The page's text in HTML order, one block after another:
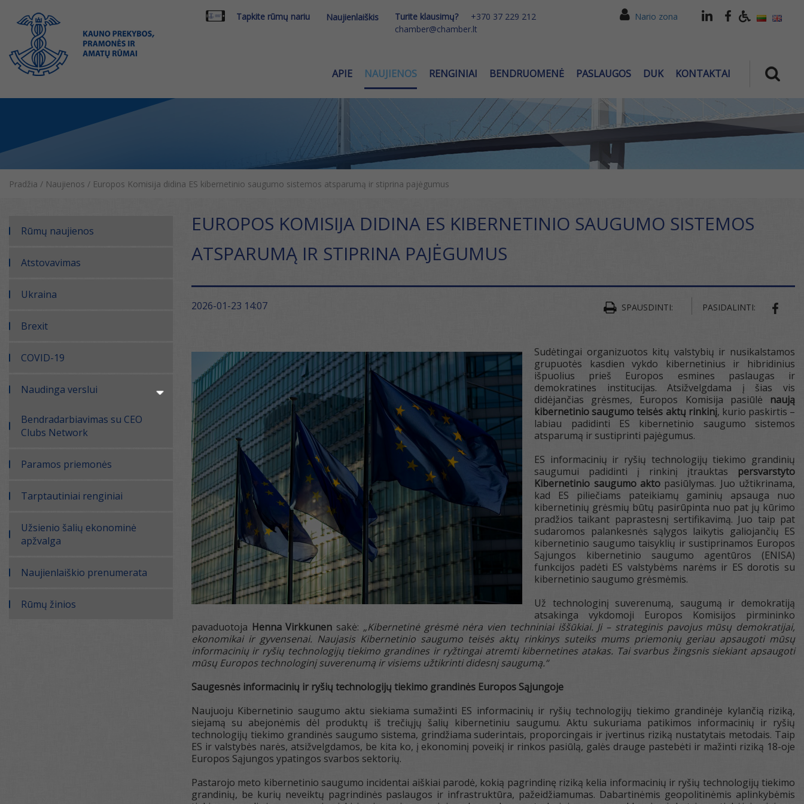
Tapkite rūmų nariu Naujienlaiškis Turite klausimų?
+370 37 229 212
chamber@chamber.lt
Nario zona
APIE NAUJIENOS RENGINIAI BENDRUOMENĖ PASLAUGOS DUK KONTAKTAI
Pradžia / Naujienos / Europos Komisija didina ES kibernetinio saugumo sistemos atsparumą ir stiprina pajėgumus
Rūmų naujienos
Atstovavimas
Ukraina
Brexit
COVID-19
Naudinga verslui
Bendradarbiavimas su CEO
Clubs Network
Paramos priemonės
Tarptautiniai renginiai
Užsienio šalių ekonominė
apžvalga
Naujienlaiškio prenumerata
Rūmų žinios
EUROPOS KOMISIJA DIDINA ES KIBERNETINIO SAUGUMO SISTEMOS
ATSPARUMĄ IR STIPRINA PAJĖGUMUS
2026-01-23 14:07 SPAUSDINTI: PASIDALINTI:
Sudėtingai organizuotos kitų valstybių ir nusikalstamos
grupuotės kasdien vykdo kibernetinius ir hibridinius
išpuolius prieš Europos esmines paslaugas ir
demokratines institucijas. Atsižvelgdama į šias vis
didėjančias grėsmes, Europos Komisija pasiūlė naują
kibernetinio saugumo teisės aktų rinkinį, kurio paskirtis –
labiau padidinti ES kibernetinio saugumo sistemos
atsparumą ir sustiprinti pajėgumus.
ES informacinių ir ryšių technologijų tiekimo grandinių
saugumui padidinti į rinkinį įtrauktas persvarstyto
Kibernetinio saugumo aktopasiūlymas. Juo užtikrinama,
kad ES piliečiams pateikiamų gaminių apsauga nuo
kibernetinių grėsmių būtų pasirūpinta nuo pat jų kūrimo
pradžios taikant paprastesnį sertifikavimą. Juo taip pat
sudaromos palankesnės sąlygos laikytis galiojančių ES
kibernetinio saugumo taisyklių ir sustiprinamos Europos
Sąjungos kibernetinio saugumo agentūros (ENISA)
funkcijos padėti ES valstybėms narėms ir ES dorotis su
kibernetinio saugumo grėsmėmis.
Už technologinį suverenumą, saugumą ir demokratiją
atsakinga vykdomoji Europos Komisijos pirmininko
pavaduotoja Henna Virkkunen sakė: „Kibernetinė grėsmė nėra vien techniniai iššūkiai. Ji – strateginis pavojus mūsų demokratijai,
ekonomikai ir gyvensenai. Naujasis Kibernetinio saugumo teisės aktų rinkinys suteiks mums priemonių geriau apsaugoti mūsų
informacinių ir ryšių technologijų tiekimo grandines ir ryžtingai atremti kibernetines atakas. Tai svarbus žingsnis siekiant apsaugoti
mūsų Europos technologinį suverenumą ir visiems užtikrinti didesnį saugumą.“
Saugesnės informacinių ir ryšių technologijų tiekimo grandinės Europos Sąjungoje
Naujuoju Kibernetinio saugumo aktu siekiama sumažinti ES informacinių ir ryšių technologijų tiekimo grandinėje kylančią riziką,
siejamą su abejonėmis dėl produktų iš trečiųjų šalių kibernetiniu saugumu. Aktu sukuriama patikimos informacinių ir ryšių
technologijų tiekimo grandinės saugumo sistema, grindžiama suderintais, proporcingais ir įvertinus riziką nustatytais metodais. Taip
ES ir valstybės narės, atsižvelgdamos, be kita ko, į ekonominį poveikį ir rinkos pasiūlą, galės drauge pastebėti ir mažinti riziką 18-oje
Europos Sąjungos ypatingos svarbos sektorių.
Pastarojo meto kibernetinio saugumo incidentai aiškiai parodė, kokią pagrindinę riziką kelia informacinių ir ryšių technologijų tiekimo
grandinių, be kurių neveiktų pagrindinės paslaugos ir infrastruktūra, pažeidžiamumas. Dabartinėmis geopolitinėmis aplinkybėmis